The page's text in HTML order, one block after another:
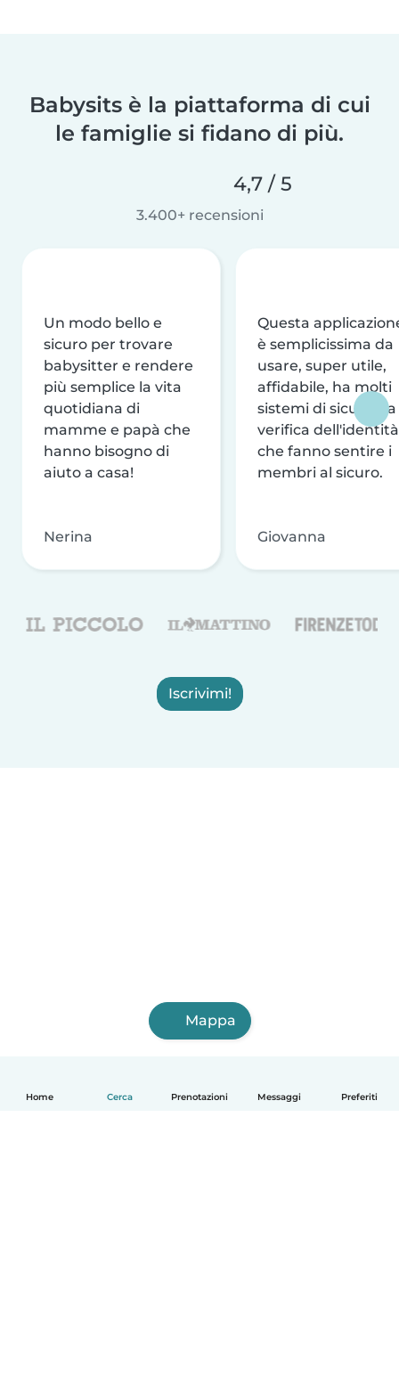
Home Cerca Prenotazioni Messaggi Preferiti
Babysits è la piattaforma di cui
le famiglie si fidano di più.
4,7 / 5
3.400+ recensioni
Un modo bello e
sicuro per trovare
babysitter e rendere
più semplice la vita
quotidiana di
mamme e papà che
hanno bisogno di
aiuto a casa!
Nerina
Questa
è semplicissima da
usare, super utile,
affidabile, ha molti
sistemi di sicurezza
verifica dell'identità
che fanno sentire i
membri al sicuro.
Giovanna
Iscrivimi!
Mappa